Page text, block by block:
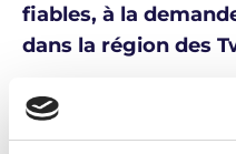
fiables, à la
dans la région des
En 2023, On Time
rejoint le groupe